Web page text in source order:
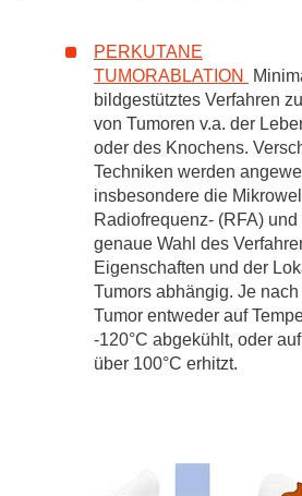
PERKUTANE
TUMORABLATION
bildgestütztes Verfahren
von Tumoren v.a. der
oder des Knochens.
Techniken werden
insbesondere die
Radiofrequenz- (RFA)
genaue Wahl des
Eigenschaften und der
Tumors abhängig. Je
Tumor entweder auf
-120°C abgekühlt, oder
über 100°C erhitzt.